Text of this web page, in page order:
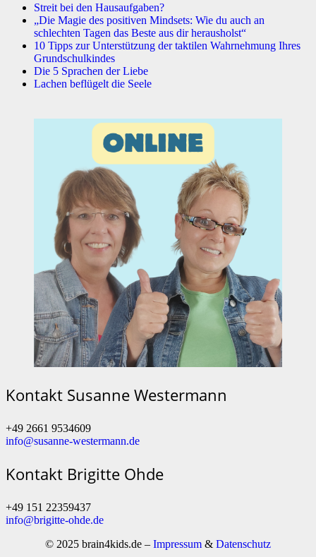
Streit bei den Hausaufgaben?
„Die Magie des positiven Mindsets: Wie du auch an
schlechten Tagen das Beste aus dir herausholst“
10 Tipps zur Unterstützung der taktilen Wahrnehmung Ihres
Grundschulkindes
Die 5 Sprachen der Liebe
Lachen beflügelt die Seele
Kontakt Susanne Westermann
+49 2661 9534609
info@susanne-westermann.de
Kontakt Brigitte Ohde
+49 151 22359437
info@brigitte-ohde.de
© 2025 brain4kids.de – Impressum & Datenschutz